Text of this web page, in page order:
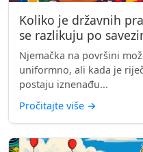
Koliko je državnih
se razlikuju po
Njemačka na površini
uniformno, ali kada je
postaju iznenađu...
Pročitajte više →